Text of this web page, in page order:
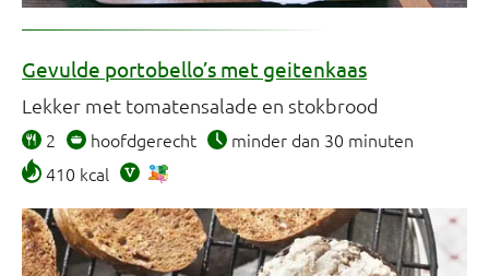
Gevulde portobello’s met geitenkaas
Lekker met tomatensalade en stokbrood
2 hoofdgerecht
minder dan 30 minuten
410 kcal